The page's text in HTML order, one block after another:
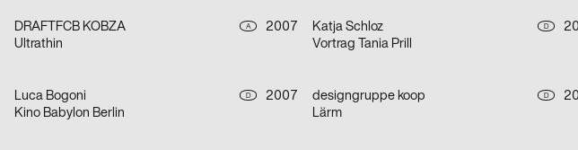
DRAFTFCB KOBZA A
2007
Ultrathin
Katja Schloz D
Vortrag Tania Prill
Luca Bogoni D
2007
Kino Babylon Berlin
designgruppe koop D
Lärm